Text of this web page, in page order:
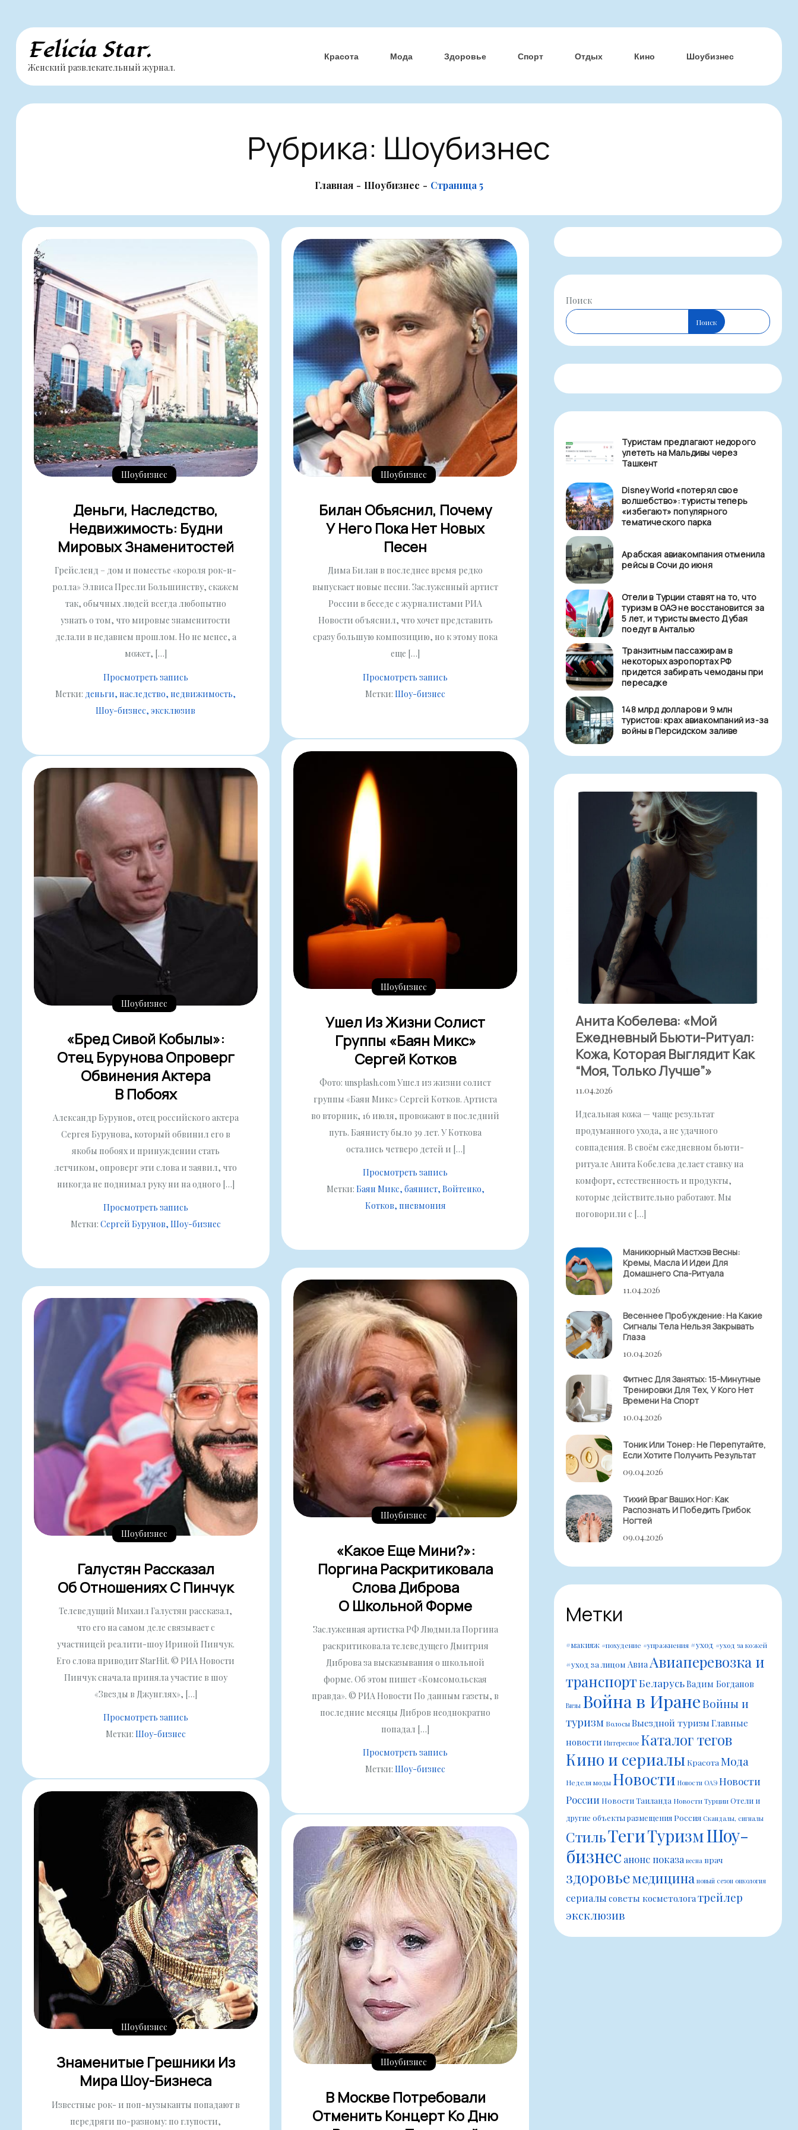
Перейти
содержимому
Felicia Star.
Женский развлекательный журнал.
Красота Мода Здоровье Спорт Отдых Кино Шоубизнес
Рубрика: Шоубизнес
Главная Шоубизнес Страница 5
Шоубизнес
Деньги, Наследство,
Недвижимость: Будни
Мировых Знаменитостей
Грейсленд – дом и поместье «короля рок-н-
ролла» Элвиса Пресли Большинству, скажем
так, обычных людей всегда любопытно
узнать о том, что мировые знаменитости
делали в недавнем прошлом. Но не менее, а
может, […]
Просмотреть запись
Метки: деньги наследство недвижимость
Шоу-бизнес эксклюзив
Шоубизнес
Билан Объяснил, Почему
У Него Пока Нет Новых
Песен
Дима Билан в последнее время редко
выпускает новые песни. Заслуженный артист
России в беседе с журналистами РИА
Новости объяснил, что хочет представить
сразу большую композицию, но к этому пока
еще […]
Просмотреть запись
Метки:Шоу-бизнес
Шоубизнес
Ушел Из Жизни Солист
Группы «Баян Микс»
Сергей Котков
Фото: unsplash.com Ушел из жизни солист
группы «Баян Микс» Сергей Котков. Артиста
во вторник, 16 июля, провожают в последний
путь. Баянисту было 39 лет. У Коткова
остались четверо детей и […]
Просмотреть запись
Метки: Баян Микс баянист Войтенко
Котков пневмония
Шоубизнес
«Бред Сивой Кобылы»:
Отец Бурунова Опроверг
Обвинения Актера
В Побоях
Александр Бурунов, отец российского актера
Сергея Бурунова, который обвинил его в
якобы побоях и принуждении стать
летчиком, опроверг эти слова и заявил, что
никогда не поднимал руку ни на одного […]
Просмотреть запись
Метки: Сергей Бурунов Шоу-бизнес
Шоубизнес
«Какое Еще Мини?»:
Поргина Раскритиковала
Слова Диброва
О Школьной Форме
Заслуженная артистка РФ Людмила Поргина
раскритиковала телеведущего Дмитрия
Диброва за высказывания о школьной
форме. Об этом пишет «Комсомольская
правда». © РИА Новости По данным газеты, в
последние месяцы Дибров неоднократно
попадал […]
Просмотреть запись
Метки:Шоу-бизнес
Шоубизнес
Галустян Рассказал
Об Отношениях С Пинчук
Телеведущий Михаил Галустян рассказал,
что его на самом деле связывает с
участницей реалити-шоу Ириной Пинчук.
Его слова приводит StarHit. © РИА Новости
Пинчук сначала приняла участие в шоу
«Звезды в Джунглях», […]
Просмотреть запись
Метки: Шоу-бизнес
Шоубизнес
Знаменитые Грешники Из
Мира Шоу-Бизнеса
Известные рок- и поп-музыканты попадают в
передряги по-разному: по глупости,
Шоубизнес
В Москве Потребовали
Отменить Концерт Ко Дню
Поиск
Поиск
Туристам предлагают недорого
улететь на Мальдивы через
Ташкент
Disney World «потерял свое
волшебство»: туристы теперь
«избегают» популярного
тематического парка
Арабская авиакомпания отменила
рейсы в Сочи до июня
Отели в Турции ставят на то, что
туризм в ОАЭ не восстановится за
5 лет, и туристы вместо Дубая
поедут в Анталью
Транзитным пассажирам в
некоторых аэропортах РФ
придется забирать чемоданы при
пересадке
148 млрд долларов и 9 млн
туристов: крах авиакомпаний из-за
войны в Персидском заливе
Анита Кобелева: «Мой
Ежедневный Бьюти-Ритуал:
Кожа, Которая Выглядит Как
“моя, Только Лучше”»
11.04.2026
Идеальная кожа — чаще результат
продуманного ухода, а не удачного
совпадения. В своём ежедневном бьюти-
ритуале Анита Кобелева делает ставку на
комфорт, естественность и продукты,
которые действительно работают. Мы
поговорили с […]
Маникюрный Мастхэв Весны:
Кремы, Масла И Идеи Для
Домашнего Спа-Ритуала
11.04.2026
Весеннее Пробуждение: На Какие
Сигналы Тела Нельзя Закрывать
Глаза
10.04.2026
Фитнес Для Занятых: 15-Минутные
Тренировки Для Тех, У Кого Нет
Времени На Спорт
10.04.2026
Тоник Или Тонер: Не Перепутайте,
Если Хотите Получить Результат
09.04.2026
Тихий Враг Ваших Ног: Как
Распознать И Победить Грибок
Ногтей
09.04.2026
Метки
#макияж #похудение #упражнения #уход #уход за кожей
#уход за лицом Авиа Авиаперевозка и
транспортБеларусьВадим Богданов
Визы Война в ИранеВойны и
туризм ВолосыВыездной туризмГлавные
новости Интересное Каталог тегов
Кино и сериалыКрасота Мода
Неделя моды Новости Новости ОАЭ Новости
России Новости Таиланда Новости ТурцииОтели и
другие объекты размещенияРоссия Скандалы, сигналы
СтильТегиТуризмШоу-
бизнес анонс показа весна врач
здоровьемедицина новый сезон онкология
сериалы советы косметологатрейлер
эксклюзив